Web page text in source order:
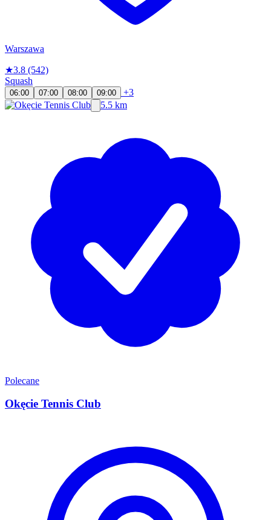
Warszawa
★3.8 (542)
Squash
06:00 07:00 08:00 09:00
+3
5.5 km
Polecane
Okęcie Tennis Club